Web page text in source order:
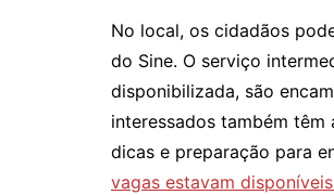
No local, os cidadãos
do Sine. O serviço
disponibilizada, são
interessados também
dicas e preparação para
vagas estavam